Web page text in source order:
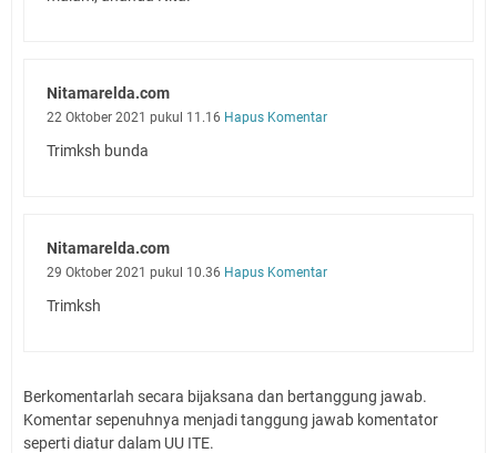
Nitamarelda.com
22 Oktober 2021 pukul 11.16 Hapus Komentar
Trimksh bunda
Nitamarelda.com
29 Oktober 2021 pukul 10.36 Hapus Komentar
Trimksh
Berkomentarlah secara bijaksana dan bertanggung jawab.
Komentar sepenuhnya menjadi tanggung jawab komentator
seperti diatur dalam UU ITE.